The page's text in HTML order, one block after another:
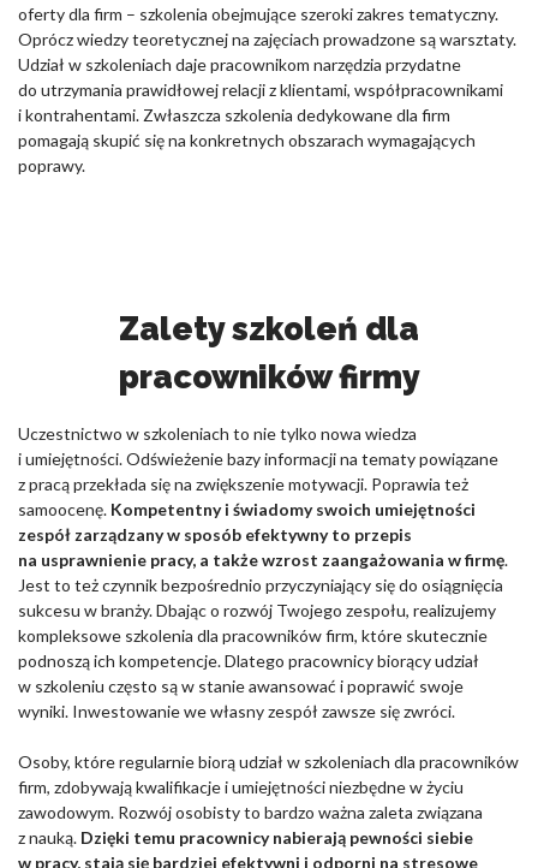
oferty dla firm – szkolenia obejmujące szeroki zakres tematyczny.
Oprócz wiedzy teoretycznej na zajęciach prowadzone są warsztaty.
Udział w szkoleniach daje pracownikom narzędzia przydatne
do utrzymania prawidłowej relacji z klientami, współpracownikami
i kontrahentami. Zwłaszcza szkolenia dedykowane dla firm
pomagają skupić się na konkretnych obszarach wymagających
poprawy.
Zalety szkoleń dla
pracowników firmy
Uczestnictwo w szkoleniach to nie tylko nowa wiedza
i umiejętności. Odświeżenie bazy informacji na tematy powiązane
z pracą przekłada się na zwiększenie motywacji. Poprawia też
samoocenę. Kompetentny i świadomy swoich umiejętności
zespół zarządzany w sposób efektywny to przepis
na usprawnienie pracy, a także wzrost zaangażowania w firmę.
Jest to też czynnik bezpośrednio przyczyniający się do osiągnięcia
sukcesu w branży. Dbając o rozwój Twojego zespołu, realizujemy
kompleksowe szkolenia dla pracowników firm, które skutecznie
podnoszą ich kompetencje. Dlatego pracownicy biorący udział
w szkoleniu często są w stanie awansować i poprawić swoje
wyniki. Inwestowanie we własny zespół zawsze się zwróci.
Osoby, które regularnie biorą udział w szkoleniach dla pracowników
firm, zdobywają kwalifikacje i umiejętności niezbędne w życiu
zawodowym. Rozwój osobisty to bardzo ważna zaleta związana
z nauką. Dzięki temu pracownicy nabierają pewności siebie
w pracy, stają się bardziej efektywni i odporni na stresowe